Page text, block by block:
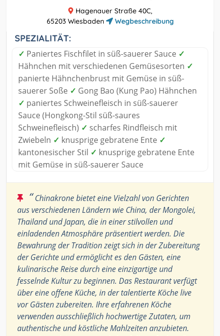
Hagenauer Straße 40C,
65203 Wiesbaden
Wegbeschreibung
SPEZIALITÄT:
✓ Paniertes Fischfilet in süß-sauerer Sauce ✓
Hähnchen mit verschiedenen Gemüsesorten ✓
panierte Hähnchenbrust mit Gemüse in süß-
sauerer Soße ✓ Gong Bao (Kung Pao) Hähnchen
✓ paniertes Schweinefleisch in süß-sauerer
Sauce (Hongkong-Stil süß-saures
Schweinefleisch) ✓ scharfes Rindfleisch mit
Zwiebeln ✓ knusprige gebratene Ente ✓
kantonesischer Stil ✓ knusprige gebratene Ente
mit Gemüse in süß-sauerer Sauce
“Chinakrone bietet eine Vielzahl von Gerichten
aus verschiedenen Ländern wie China, der Mongolei,
Thailand und Japan, die in einer stilvollen und
einladenden Atmosphäre präsentiert werden. Die
Bewahrung der Tradition zeigt sich in der Zubereitung
der Gerichte und ermöglicht es den Gästen, eine
kulinarische Reise durch eine einzigartige und
fesselnde Kultur zu beginnen. Das Restaurant verfügt
über eine offene Küche, in der talentierte Köche live
vor Gästen zubereiten. Ihre erfahrenen Köche
verwenden ausschließlich hochwertige Zutaten, um
authentische und köstliche Mahlzeiten anzubieten.